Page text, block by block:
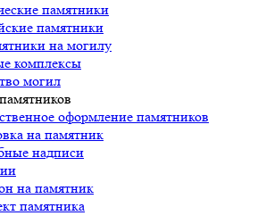
памятники
памятники
на могилу
комплексы
могил
оформление памятников
на памятник
надписи
на памятник
памятника